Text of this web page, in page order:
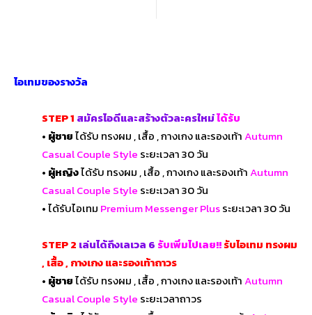
ไอเทมของรางวัล
STEP 1 สมัครไอดีและสร้างตัวละครใหม่ได้รับ
• ผู้ชายได้รับ ทรงผม , เสื้อ , กางเกง และรองเท้าAutumn
Casual Couple Style ระยะเวลา 30 วัน
• ผู้หญิงได้รับ ทรงผม , เสื้อ , กางเกง และรองเท้าAutumn
Casual Couple Style ระยะเวลา 30 วัน
•ได้รับไอเทม Premium Messenger Plusระยะเวลา 30 วัน
STEP 2 เล่นได้ถึงเลเวล 6 รับเพิ่มไปเลย!!รับไอเทม ทรงผม
, เสื้อ , กางเกง และรองเท้าถาวร
• ผู้ชายได้รับ ทรงผม , เสื้อ , กางเกง และรองเท้าAutumn
Casual Couple Style ระยะเวลาถาวร